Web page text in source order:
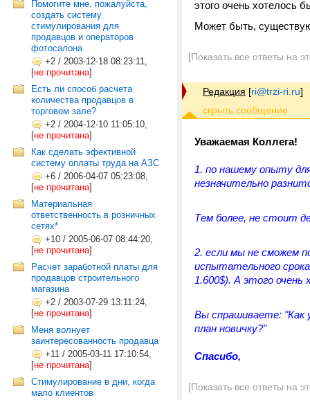
Помогите мне, пожалуйста,
создать систему
стимулирования для
продавцов и операторов
фотосалона
+2 / 2003-12-18 08:23:11,
[не прочитана]
Есть ли способ расчета
количества продавцов в
торговом зале?
+2 / 2004-12-10 11:05:10,
[не прочитана]
Как сделать эфективной
систему оплаты труда на АЗС
+6 / 2006-04-07 05:23:08,
[не прочитана]
Материальная
ответственность в розничных
сетях*
+10 / 2005-06-07 08:44:20,
[не прочитана]
Расчет заработной платы для
продавцов строительного
магазина
+2 / 2003-07-29 13:11:24,
[не прочитана]
Меня волнует
заинтересованность продавца
+11 / 2005-03-11 17:10:54,
[не прочитана]
Стимулирование в дни, когда
мало клиентов
этого очень хотелось
Может быть,
[Показать все ответы на
Редакция [ri@trzi-ri.ru]
Уважаемая Коллега!
1. по нашему опыту
незначительно
Тем более, не стоит
2. если мы не сможем
испытательного
1.600$). А этого
Вы спрашиваете: "Как
план новичку?"
Спасибо,
[Показать все ответы на